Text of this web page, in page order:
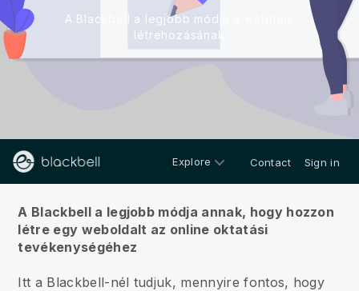
A Blackbell a legjobb módja a webhely
létrehozásának
Explore Contact Sign in
A Blackbell a legjobb módja annak, hogy hozzon
létre egy weboldalt az online oktatási
tevékenységéhez
Itt a Blackbell-nél tudjuk, mennyire fontos, hogy